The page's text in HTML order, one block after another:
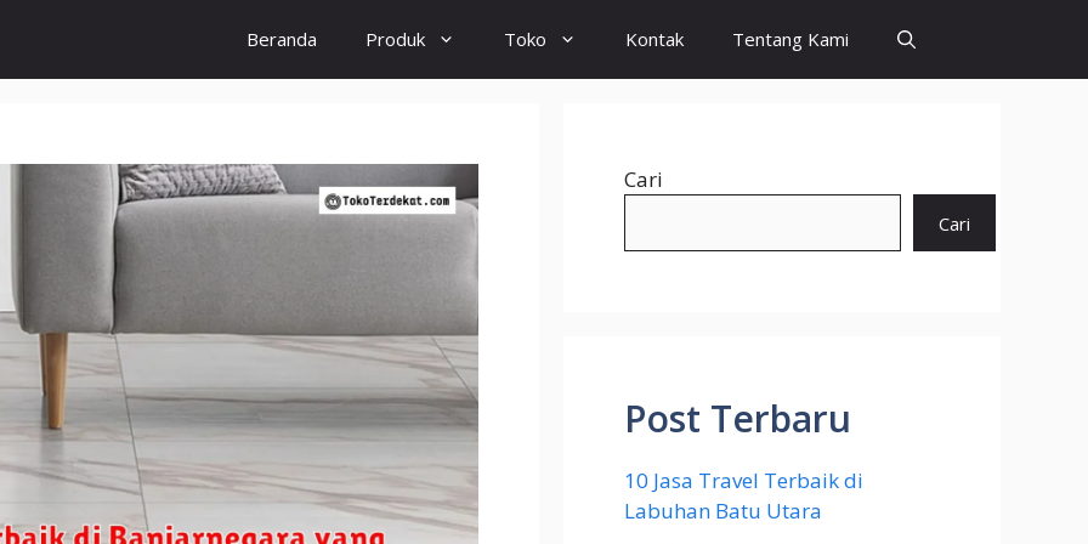
Beranda Produk Toko Kontak Tentang Kami
Cari
Cari
Post Terbaru
10 Jasa Travel Terbaik di
Labuhan Batu Utara